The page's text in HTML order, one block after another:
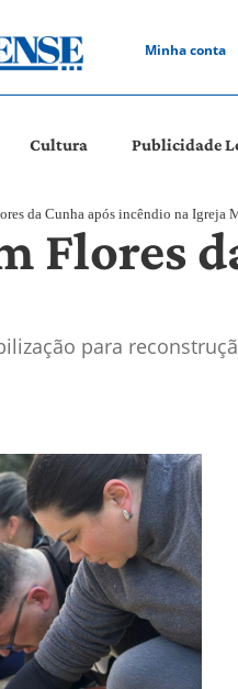
Minha conta
Cultura Publicidade
da Cunha após incêndio na Igreja
Flores
para